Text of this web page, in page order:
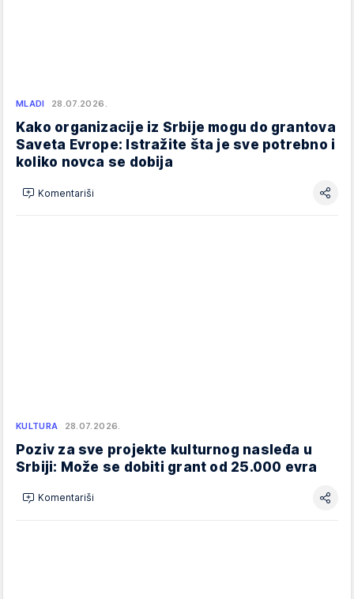
MLADI 28.07.2026.
Kako organizacije iz Srbije mogu do grantova
Saveta Evrope: Istražite šta je sve potrebno i
koliko novca se dobija
Komentariši
KULTURA 28.07.2026.
Poziv za sve projekte kulturnog nasleđa u
Srbiji: Može se dobiti grant od 25.000 evra
Komentariši